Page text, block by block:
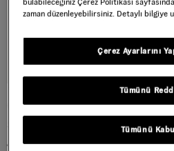
CHECK-5 LOOSE
Style : VN000PQHBLK1
4.199,00 TL
bulabileceğiniz Çerez Politikası
zaman düzenleyebilirsiniz. Detaylı bilgiye
Tümünü
Tümünü
Çerez Ayarlarını